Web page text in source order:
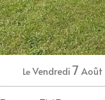
Le Vendredi 7 Août